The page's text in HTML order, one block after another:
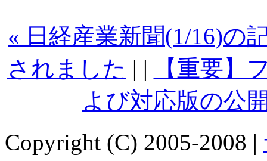
« 日経産業新聞(1/16)の
されました | |
【重要】
よび対応版の公
Copyright (C) 2005-2008 |